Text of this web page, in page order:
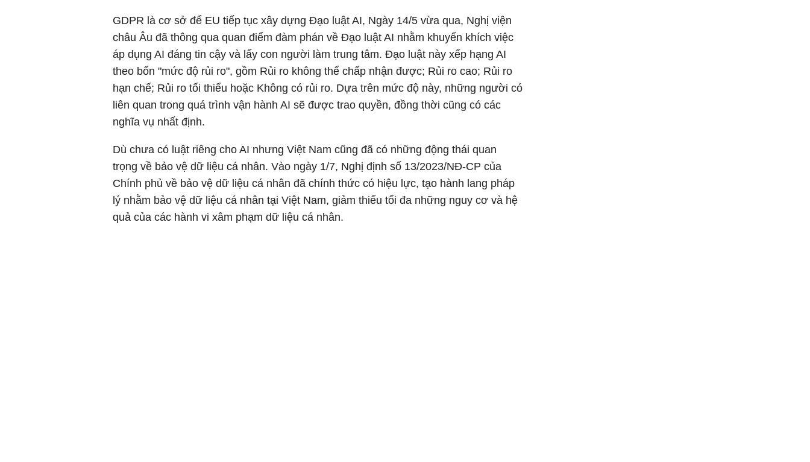
GDPR là cơ sở để EU tiếp tục xây dựng Đạo luật AI, Ngày 14/5 vừa qua, Nghị viện
châu Âu đã thông qua quan điểm đàm phán về Đạo luật AI nhằm khuyến khích việc
áp dụng AI đáng tin cậy và lấy con người làm trung tâm. Đạo luật này xếp hạng AI
theo bốn "mức độ rủi ro", gồm Rủi ro không thể chấp nhận được; Rủi ro cao; Rủi ro
hạn chế; Rủi ro tối thiểu hoặc Không có rủi ro. Dựa trên mức độ này, những người có
liên quan trong quá trình vận hành AI sẽ được trao quyền, đồng thời cũng có các
nghĩa vụ nhất định.
Dù chưa có luật riêng cho AI nhưng Việt Nam cũng đã có những động thái quan
trọng về bảo vệ dữ liệu cá nhân. Vào ngày 1/7, Nghị định số 13/2023/NĐ-CP của
Chính phủ về bảo vệ dữ liệu cá nhân đã chính thức có hiệu lực, tạo hành lang pháp
lý nhằm bảo vệ dữ liệu cá nhân tại Việt Nam, giảm thiểu tối đa những nguy cơ và hệ
quả của các hành vi xâm phạm dữ liệu cá nhân.